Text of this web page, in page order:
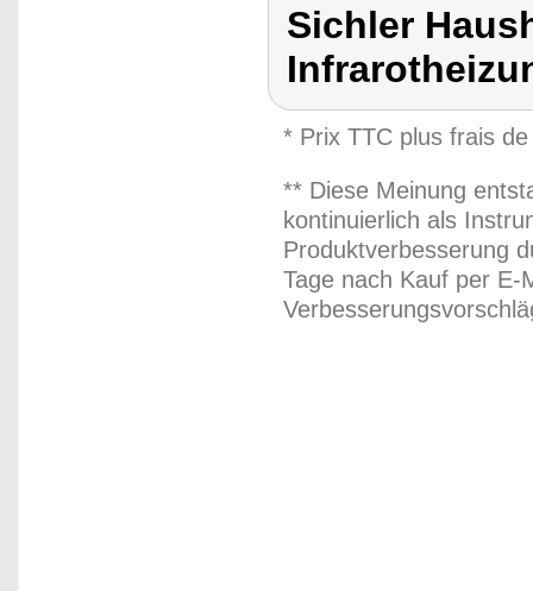
Sichler
* Prix TTC plus frais
** Diese Meinung
kontinuierlich als
Produktverbesserung
Tage nach Kauf per E-